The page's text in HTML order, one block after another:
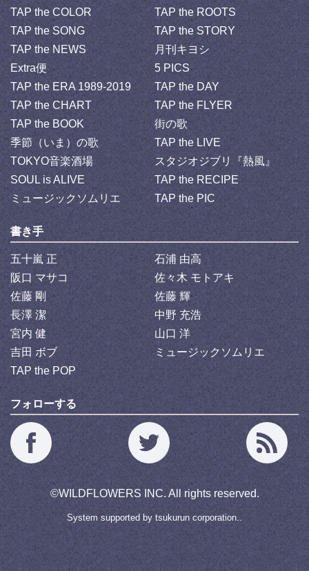
TAP the COLOR
TAP the ROOTS
TAP the SONG
TAP the STORY
TAP the NEWS
月刊キヨシ
Extra便
5 PICS
TAP the ERA 1989-2019
TAP the DAY
TAP the CHART
TAP the FLYER
TAP the BOOK
街の歌
季節（いま）の歌
TAP the LIVE
TOKYO音楽酒場
スタジオジブリ『熱風』
SOUL is ALIVE
TAP the RECIPE
ミュージックソムリエ
TAP the PIC
書き手
五十嵐 正
石浦 由高
阪口 マサコ
佐々木 モトアキ
佐藤 剛
佐藤 輝
長澤 潔
中野 充浩
宮内 健
山口 洋
吉田 ボブ
ミュージックソムリエ
TAP the POP
フォローする
©WILDFLOWERS INC. All rights reserved.
System supported by tsukurun corporation..